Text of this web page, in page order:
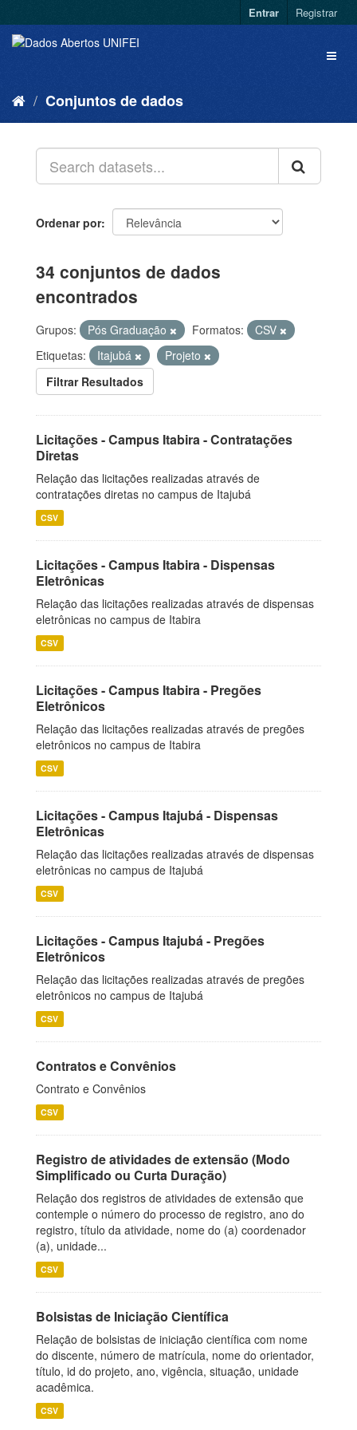
Entrar Registrar
Conjuntos de dados
Ordenar por
34 conjuntos de dados
encontrados
Grupos: Pós Graduação Formatos:
CSV
Etiquetas:
Itajubá
Projeto
Filtrar Resultados
Licitações - Campus Itabira - Contratações
Diretas
Relação das licitações realizadas através de
contratações diretas no campus de Itajubá
CSV
Licitações - Campus Itabira - Dispensas
Eletrônicas
Relação das licitações realizadas através de dispensas
eletrônicas no campus de Itabira
CSV
Licitações - Campus Itabira - Pregões
Eletrônicos
Relação das licitações realizadas através de pregões
eletrônicos no campus de Itabira
CSV
Licitações - Campus Itajubá - Dispensas
Eletrônicas
Relação das licitações realizadas através de dispensas
eletrônicas no campus de Itajubá
CSV
Licitações - Campus Itajubá - Pregões
Eletrônicos
Relação das licitações realizadas através de pregões
eletrônicos no campus de Itajubá
CSV
Contratos e Convênios
Contrato e Convênios
CSV
Registro de atividades de extensão (Modo
Simplificado ou Curta Duração)
Relação dos registros de atividades de extensão que
contemple o número do processo de registro, ano do
registro, título da atividade, nome do (a) coordenador
(a), unidade...
CSV
Bolsistas de Iniciação Científica
Relação de bolsistas de iniciação científica com nome
do discente, número de matrícula, nome do orientador,
título, id do projeto, ano, vigência, situação, unidade
acadêmica.
CSV